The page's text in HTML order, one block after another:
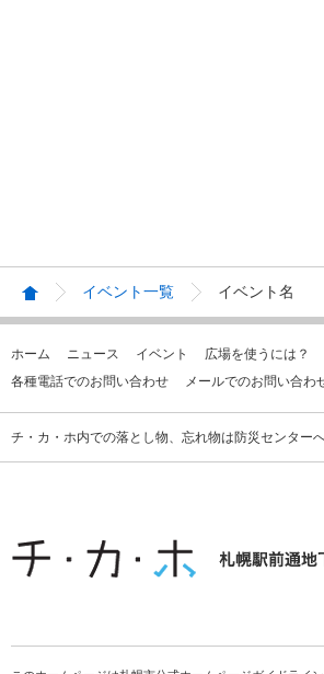
イベント一覧 イベント名
ホーム ニュース イベント 広場を使うには？
各種電話でのお問い合わせ
メールでのお問い合わ
チ・カ・ホ内での落とし物、忘れ物は防災センター